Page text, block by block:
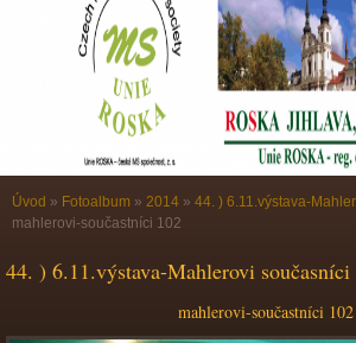
Úvod » Fotoalbum » 2014 » 44. ) 6.11.výstava-
mahlerovi-součastníci 102
44. ) 6.11.výstava-Mahlerovi současníci
mahlerovi-součastníci 102